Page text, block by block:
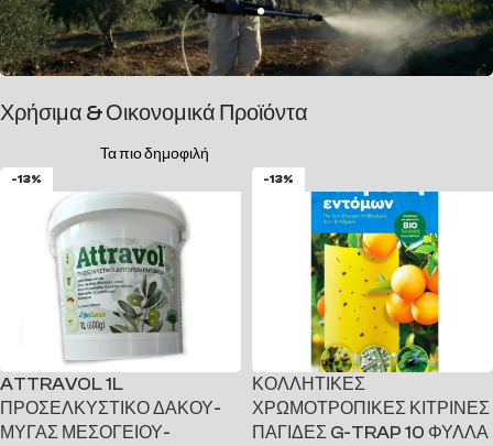
Χρήσιμα & Οικονομικά Προϊόντα
Τα πιο δημοφιλή
-13%
ATTRAVOL 1L
ΠΡΟΣΕΛΚΥΣΤΙΚΟ ΔΑΚΟΥ-
ΜΥΓΑΣ ΜΕΣΟΓΕΙΟΥ-
-13%
ΚΟΛΛΗΤΙΚΕΣ
ΧΡΩΜΟΤΡΟΠΙΚΕΣ ΚΙΤΡΙΝΕΣ
ΠΑΓΙΔΕΣ G-TRAP 10 ΦΥΛΛΑ